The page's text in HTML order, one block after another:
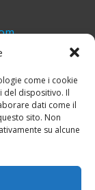
come i cookie
del dispositivo. Il
dati come il
sito. Non
su alcune